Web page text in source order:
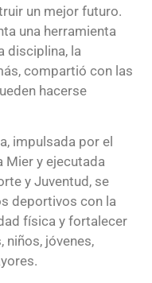
un mejor futuro.
una herramienta
disciplina, la
compartió con las
hacerse
impulsada por el
Mier y ejecutada
y Juventud, se
deportivos con la
física y fortalecer
niños, jóvenes,